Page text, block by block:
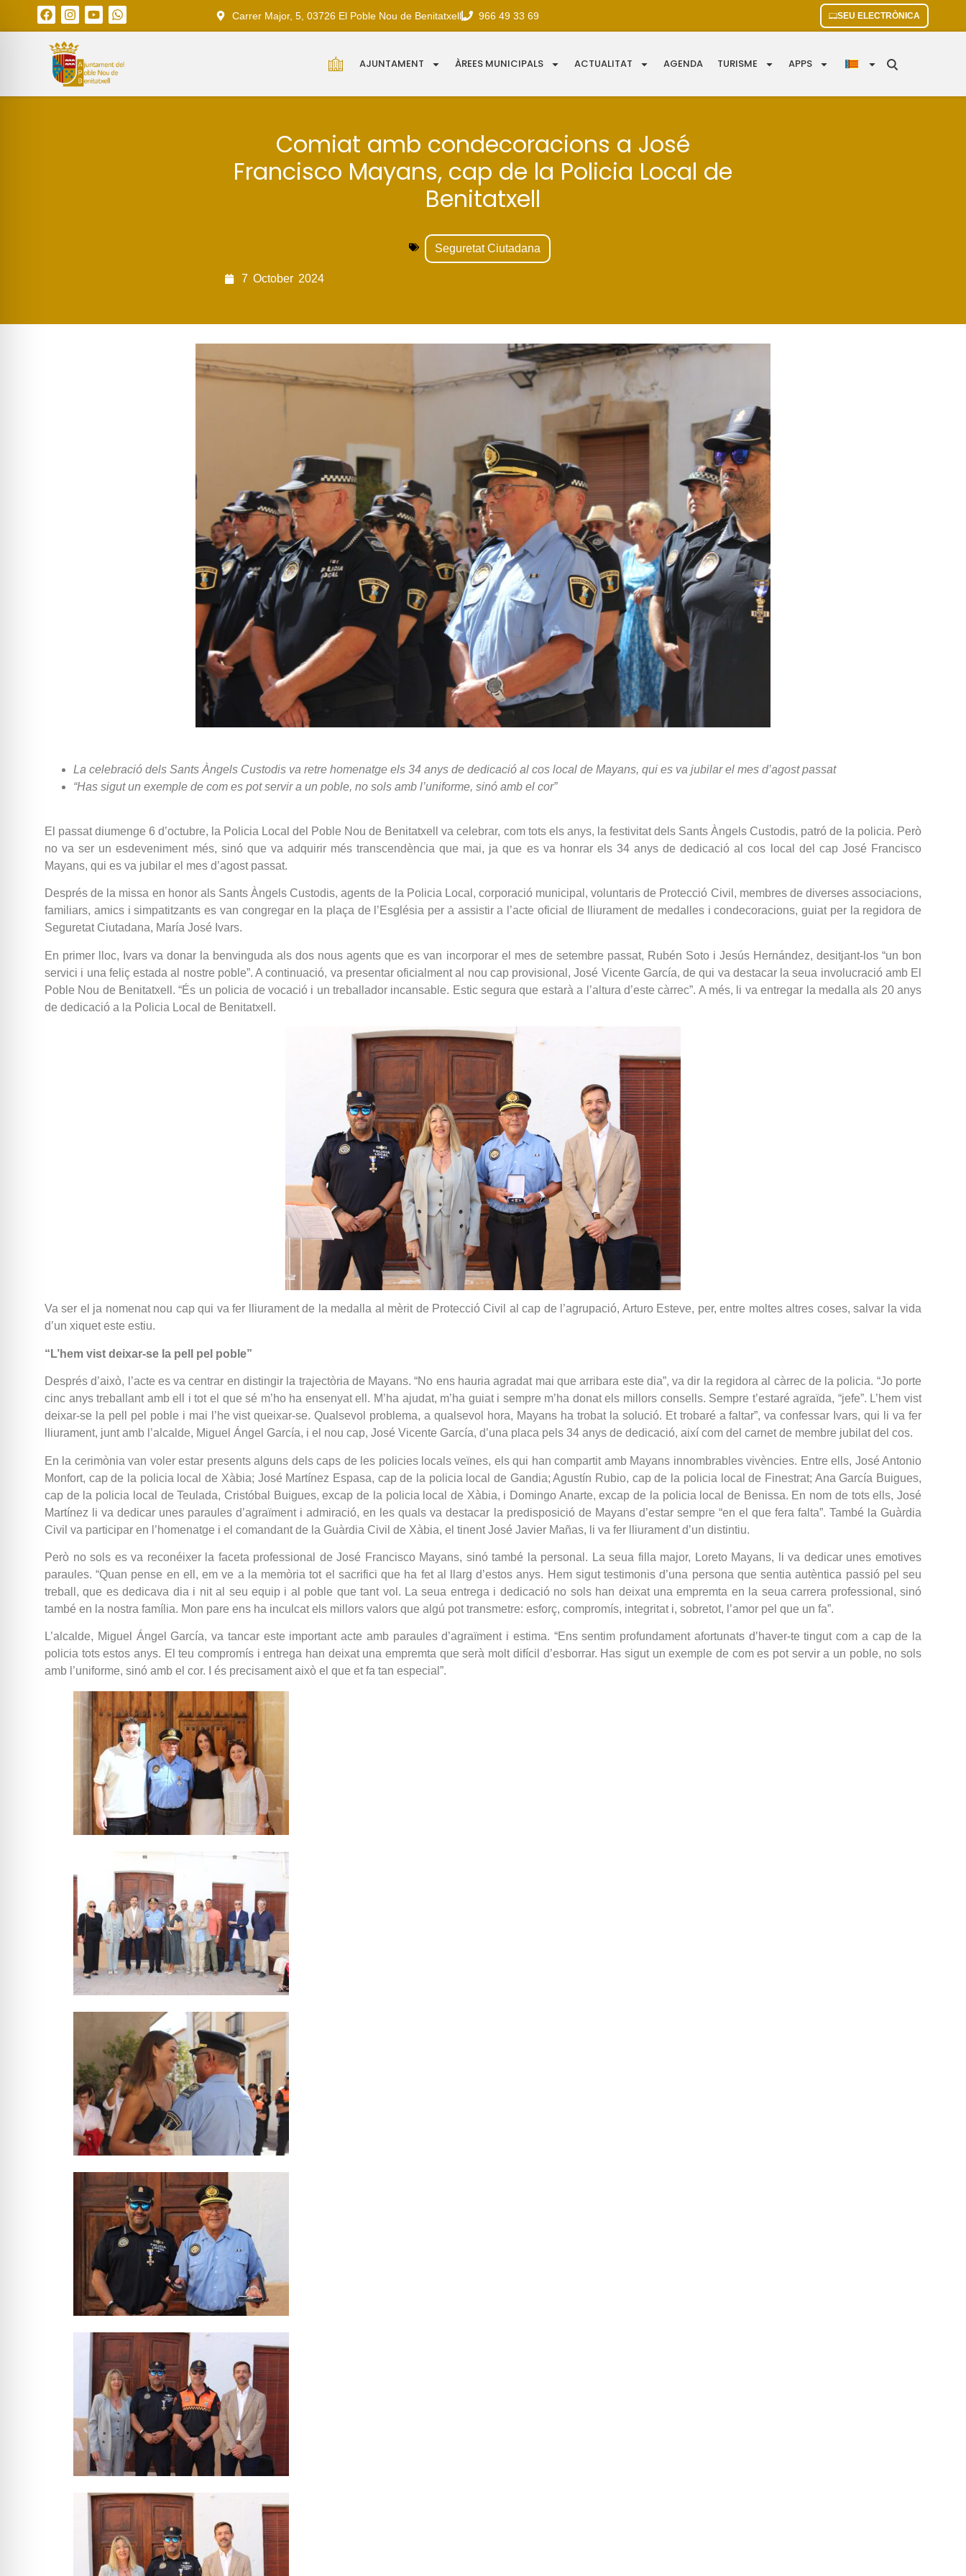
Carrer Major, 5, 03726 El Poble Nou de Benitatxell 966 49 33 69 SEU ELECTRÒNICA
AJUNTAMENT ÀREES MUNICIPALS ACTUALITAT AGENDA TURISME APPS
Comiat amb condecoracions a José
Francisco Mayans, cap de la Policia Local de
Benitatxell
Seguretat Ciutadana
7 October 2024
La celebració dels Sants Àngels Custodis va retre homenatge els 34 anys de dedicació al cos local de Mayans, qui es va jubilar el mes d’agost passat
“Has sigut un exemple de com es pot servir a un poble, no sols amb l’uniforme, sinó amb el cor”
El passat diumenge 6 d’octubre, la Policia Local del Poble Nou de Benitatxell va celebrar, com tots els anys, la festivitat dels Sants Àngels Custodis, patró de la policia. Però
no va ser un esdeveniment més, sinó que va adquirir més transcendència que mai, ja que es va honrar els 34 anys de dedicació al cos local del cap José Francisco
Mayans, qui es va jubilar el mes d’agost passat.
Després de la missa en honor als Sants Àngels Custodis, agents de la Policia Local, corporació municipal, voluntaris de Protecció Civil, membres de diverses associacions,
familiars, amics i simpatitzants es van congregar en la plaça de l’Església per a assistir a l’acte oficial de lliurament de medalles i condecoracions, guiat per la regidora de
Seguretat Ciutadana, María José Ivars.
En primer lloc, Ivars va donar la benvinguda als dos nous agents que es van incorporar el mes de setembre passat, Rubén Soto i Jesús Hernández, desitjant-los “un bon
servici i una feliç estada al nostre poble”. A continuació, va presentar oficialment al nou cap provisional, José Vicente García, de qui va destacar la seua involucració amb El
Poble Nou de Benitatxell. “És un policia de vocació i un treballador incansable. Estic segura que estarà a l’altura d’este càrrec”. A més, li va entregar la medalla als 20 anys
de dedicació a la Policia Local de Benitatxell.
Va ser el ja nomenat nou cap qui va fer lliurament de la medalla al mèrit de Protecció Civil al cap de l’agrupació, Arturo Esteve, per, entre moltes altres coses, salvar la vida
d’un xiquet este estiu.
“L’hem vist deixar-se la pell pel poble”
Després d’això, l’acte es va centrar en distingir la trajectòria de Mayans. “No ens hauria agradat mai que arribara este dia”, va dir la regidora al càrrec de la policia. “Jo porte
cinc anys treballant amb ell i tot el que sé m’ho ha ensenyat ell. M’ha ajudat, m’ha guiat i sempre m’ha donat els millors consells. Sempre t’estaré agraïda, “jefe”. L’hem vist
deixar-se la pell pel poble i mai l’he vist queixar-se. Qualsevol problema, a qualsevol hora, Mayans ha trobat la solució. Et trobaré a faltar”, va confessar Ivars, qui li va fer
lliurament, junt amb l’alcalde, Miguel Ángel García, i el nou cap, José Vicente García, d’una placa pels 34 anys de dedicació, així com del carnet de membre jubilat del cos.
En la cerimònia van voler estar presents alguns dels caps de les policies locals veïnes, els qui han compartit amb Mayans innombrables vivències. Entre ells, José Antonio
Monfort, cap de la policia local de Xàbia; José Martínez Espasa, cap de la policia local de Gandia; Agustín Rubio, cap de la policia local de Finestrat; Ana García Buigues,
cap de la policia local de Teulada, Cristóbal Buigues, excap de la policia local de Xàbia, i Domingo Anarte, excap de la policia local de Benissa. En nom de tots ells, José
Martínez li va dedicar unes paraules d’agraïment i admiració, en les quals va destacar la predisposició de Mayans d’estar sempre “en el que fera falta”. També la Guàrdia
Civil va participar en l’homenatge i el comandant de la Guàrdia Civil de Xàbia, el tinent José Javier Mañas, li va fer lliurament d’un distintiu.
Però no sols es va reconéixer la faceta professional de José Francisco Mayans, sinó també la personal. La seua filla major, Loreto Mayans, li va dedicar unes emotives
paraules. “Quan pense en ell, em ve a la memòria tot el sacrifici que ha fet al llarg d’estos anys. Hem sigut testimonis d’una persona que sentia autèntica passió pel seu
treball, que es dedicava dia i nit al seu equip i al poble que tant vol. La seua entrega i dedicació no sols han deixat una empremta en la seua carrera professional, sinó
també en la nostra família. Mon pare ens ha inculcat els millors valors que algú pot transmetre: esforç, compromís, integritat i, sobretot, l’amor pel que un fa”.
L’alcalde, Miguel Ángel García, va tancar este important acte amb paraules d’agraïment i estima. “Ens sentim profundament afortunats d’haver-te tingut com a cap de la
policia tots estos anys. El teu compromís i entrega han deixat una empremta que serà molt difícil d’esborrar. Has sigut un exemple de com es pot servir a un poble, no sols
amb l’uniforme, sinó amb el cor. I és precisament això el que et fa tan especial”.